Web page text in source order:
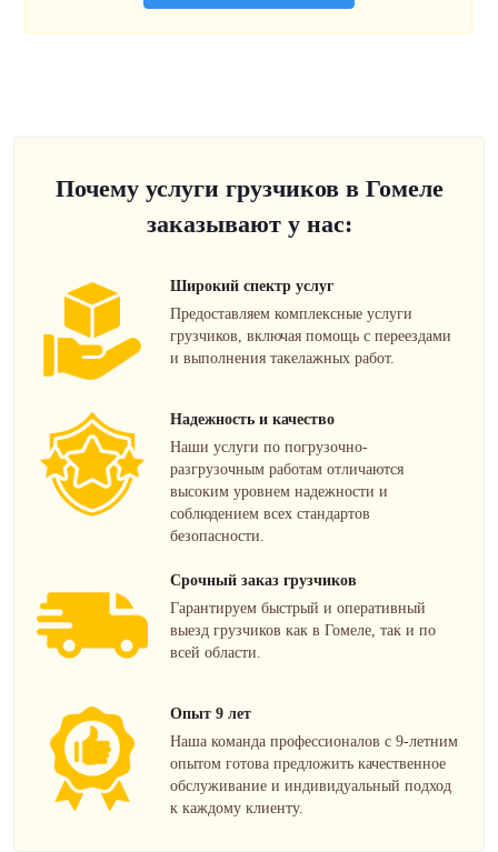
Почему услуги грузчиков в Гомеле
заказывают у нас:
Широкий спектр услуг
Предоставляем комплексные услуги
грузчиков, включая помощь с переездами
и выполнения такелажных работ.
Надежность и качество
Наши услуги по погрузочно-
разгрузочным работам отличаются
высоким уровнем надежности и
соблюдением всех стандартов
безопасности.
Срочный заказ грузчиков
Гарантируем быстрый и оперативный
выезд грузчиков как в Гомеле, так и по
всей области.
Опыт 9 лет
Наша команда профессионалов с 9-летним
опытом готова предложить качественное
обслуживание и индивидуальный подход
к каждому клиенту.